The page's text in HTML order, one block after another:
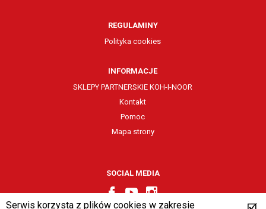
REGULAMINY
Polityka cookies
INFORMACJE
SKLEPY PARTNERSKIE KOH-I-NOOR
Kontakt
Pomoc
Mapa strony
SOCIAL MEDIA
Serwis korzysta z plików cookies w zakresie